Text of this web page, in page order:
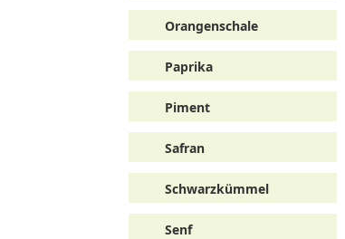
Orangenschale
Paprika
Piment
Safran
Schwarzkümmel
Senf